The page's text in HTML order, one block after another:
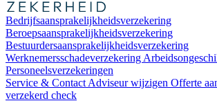
Bedrijfsaansprakelijkheidsverzekering
Beroepsaansprakelijkheidsverzekering
Bestuurdersaansprakelijkheidsverzekering
Werknemersschadeverzekering
Personeelsverzekeringen
Service & Contact Adviseur wijzigen Offerte
verzekerd check